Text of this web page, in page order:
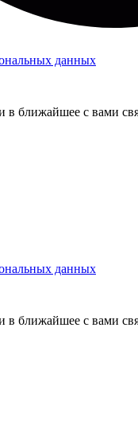
данных
в ближайшее с вами
данных
в ближайшее с вами